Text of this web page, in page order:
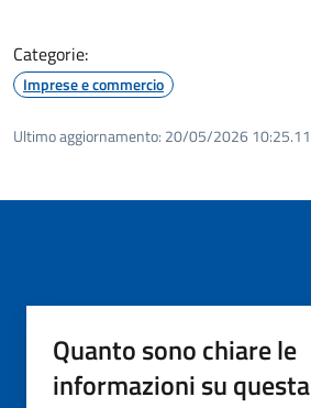
Categorie:
Imprese e commercio
Ultimo aggiornamento: 20/05/2026 10:25.11
Quanto sono chiare le
informazioni su questa